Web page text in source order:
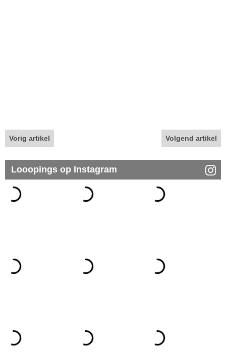
Vorig artikel Volgend artikel
Looopings op Instagram